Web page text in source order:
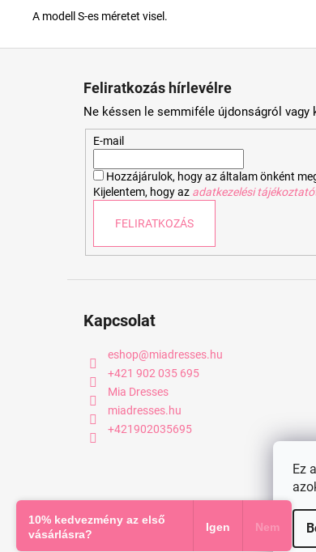
Ez
A modell S-es méretet visel.
Feliratkozás hírlevélre
Ne késsen le semmiféle újdonságról vagy
E-mail
Hozzájárulok, hogy az általam önként
Kijelentem, hogy az adatkezelési
FELIRATKOZÁS
Kapcsolat
eshop@miadresses.hu
+421 902 035 695
Mia Dresses
miadresses.hu
+421902035695
Copyright 2026miadresses.hu
10% kedvezmény az első
vásárlásra?
Igen Nem